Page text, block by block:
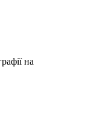
на